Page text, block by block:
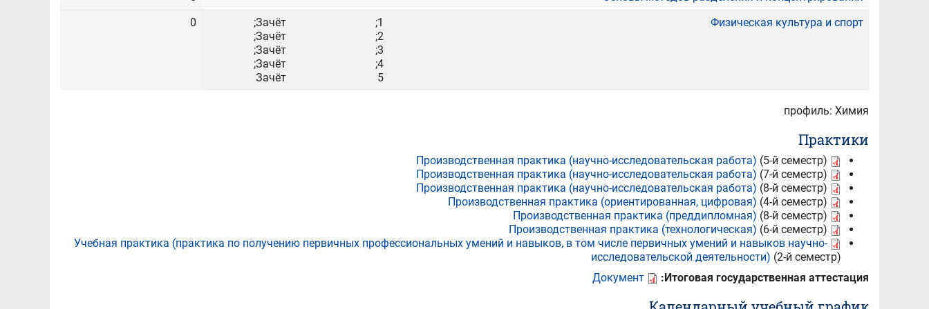
Физическая культура и спорт
1;
2;
3;
4;
5
Зачёт;
Зачёт;
Зачёт;
Зачёт;
Зачёт
0
профиль: Химия
Практики
Производственная практика (научно-исследовательская работа) (5-й семестр)
Производственная практика (научно-исследовательская работа) (7-й семестр)
Производственная практика (научно-исследовательская работа) (8-й семестр)
Производственная практика (ориентированная, цифровая) (4-й семестр)
Производственная практика (преддипломная) (8-й семестр)
Производственная практика (технологическая) (6-й семестр)
Учебная практика (практика по получению первичных профессиональных умений и навыков, в том числе первичных умений и навыков научно-
исследовательской деятельности) (2-й семестр)
Итоговая государственная аттестация:
Документ